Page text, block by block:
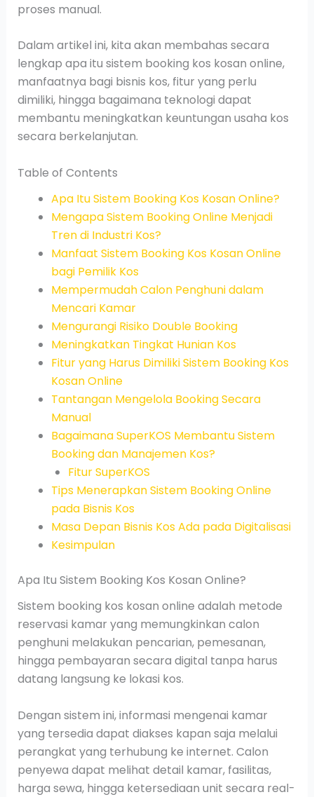
proses manual.
Dalam artikel ini, kita akan membahas secara
lengkap apa itu sistem booking kos kosan online,
manfaatnya bagi bisnis kos, fitur yang perlu
dimiliki, hingga bagaimana teknologi dapat
membantu meningkatkan keuntungan usaha kos
secara berkelanjutan.
Table of Contents
Apa Itu Sistem Booking Kos Kosan Online?
Mengapa Sistem Booking Online Menjadi
Tren di Industri Kos?
Manfaat Sistem Booking Kos Kosan Online
bagi Pemilik Kos
Mempermudah Calon Penghuni dalam
Mencari Kamar
Mengurangi Risiko Double Booking
Meningkatkan Tingkat Hunian Kos
Fitur yang Harus Dimiliki Sistem Booking Kos
Kosan Online
Tantangan Mengelola Booking Secara
Manual
Bagaimana SuperKOS Membantu Sistem
Booking dan Manajemen Kos?
Fitur SuperKOS
Tips Menerapkan Sistem Booking Online
pada Bisnis Kos
Masa Depan Bisnis Kos Ada pada Digitalisasi
Kesimpulan
Apa Itu Sistem Booking Kos Kosan Online?
Sistem booking kos kosan online adalah metode
reservasi kamar yang memungkinkan calon
penghuni melakukan pencarian, pemesanan,
hingga pembayaran secara digital tanpa harus
datang langsung ke lokasi kos.
Dengan sistem ini, informasi mengenai kamar
yang tersedia dapat diakses kapan saja melalui
perangkat yang terhubung ke internet. Calon
penyewa dapat melihat detail kamar, fasilitas,
harga sewa, hingga ketersediaan unit secara real-